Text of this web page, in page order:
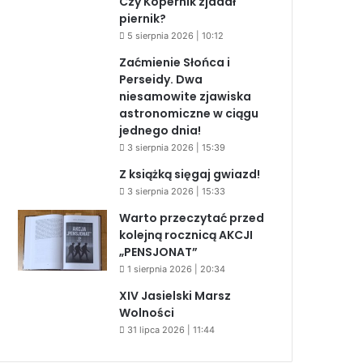
piernik?
5 sierpnia 2026 | 10:12
Zaćmienie Słońca i
Perseidy. Dwa
niesamowite zjawiska
astronomiczne w ciągu
jednego dnia!
3 sierpnia 2026 | 15:39
Z książką sięgaj gwiazd!
3 sierpnia 2026 | 15:33
Warto przeczytać przed
kolejną rocznicą AKCJI
„PENSJONAT”
1 sierpnia 2026 | 20:34
XIV Jasielski Marsz
Wolności
31 lipca 2026 | 11:44